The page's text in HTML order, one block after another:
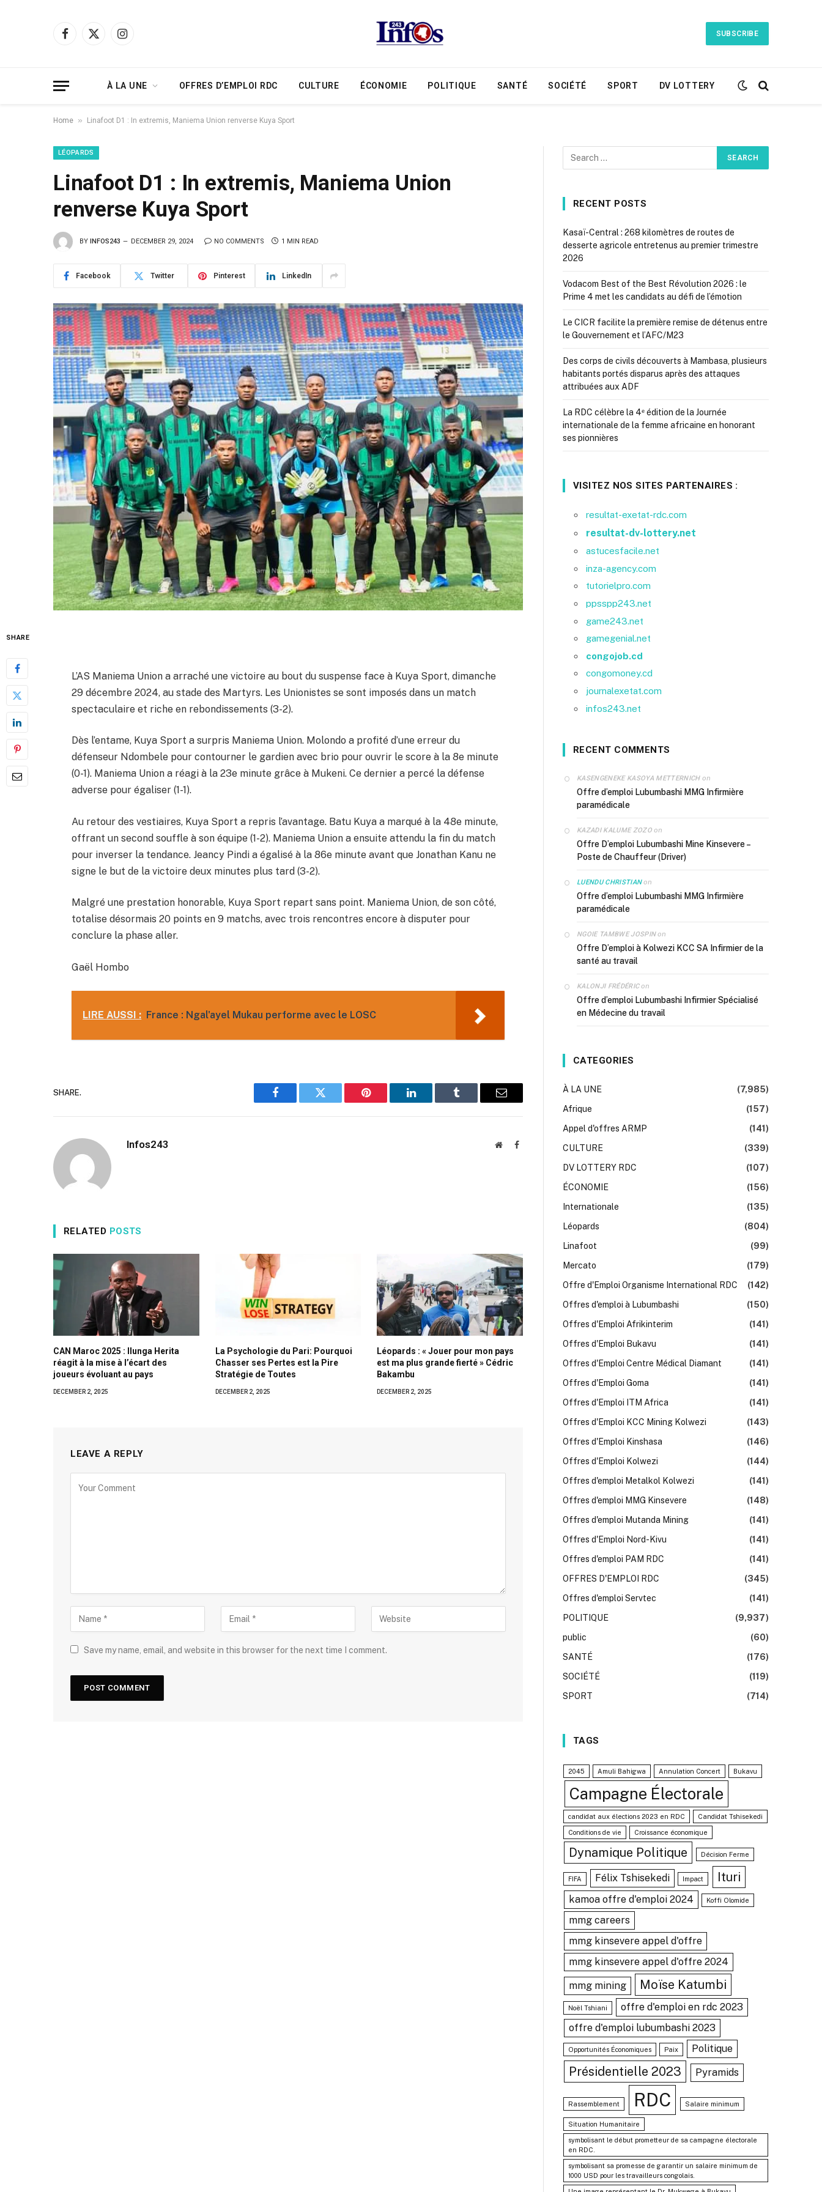
Facebook
X
Instagram
SUBSCRIBE
À LA UNE OFFRES D’EMPLOI RDC CULTURE ÉCONOMIE POLITIQUE SANTÉ SOCIÉTÉ SPORT DV LOTTERY
Home » Linafoot D1 : In extremis, Maniema Union renverse Kuya Sport
LÉOPARDS
Linafoot D1 : In extremis, Maniema Union
renverse Kuya Sport
BY INFOS243 DECEMBER 29, 2024 NO COMMENTS 1 MIN READ
Facebook Twitter Pinterest LinkedIn
SHARE
L’AS Maniema Union a arraché une victoire au bout du suspense face à Kuya Sport, dimanche
29 décembre 2024, au stade des Martyrs. Les Unionistes se sont imposés dans un match
spectaculaire et riche en rebondissements (3-2).
Dès l’entame, Kuya Sport a surpris Maniema Union. Molondo a profité d’une erreur du
défenseur Ndombele pour contourner le gardien avec brio pour ouvrir le score à la 8e minute
(0-1). Maniema Union a réagi à la 23e minute grâce à Mukeni. Ce dernier a percé la défense
adverse pour égaliser (1-1).
Au retour des vestiaires, Kuya Sport a repris l’avantage. Batu Kuya a marqué à la 48e minute,
offrant un second souffle à son équipe (1-2). Maniema Union a ensuite attendu la fin du match
pour inverser la tendance. Jeancy Pindi a égalisé à la 86e minute avant que Jonathan Kanu ne
signe le but de la victoire deux minutes plus tard (3-2).
Malgré une prestation honorable, Kuya Sport repart sans point. Maniema Union, de son côté,
totalise désormais 20 points en 9 matchs, avec trois rencontres encore à disputer pour
conclure la phase aller.
Gaël Hombo
LIRE AUSSI : France : Ngal'ayel Mukau performe avec le LOSC
SHARE.
Facebook Twitter Pinterest LinkedIn Tumblr Email
Infos243 WebsiteFacebook
RELATED POSTS
CAN Maroc 2025 : Ilunga Herita
réagit à la mise à l’écart des
joueurs évoluant au pays
DECEMBER 2, 2025
La Psychologie du Pari: Pourquoi
Chasser ses Pertes est la Pire
Stratégie de Toutes
DECEMBER 2, 2025
Léopards : « Jouer pour mon pays
est ma plus grande fierté » Cédric
Bakambu
DECEMBER 2, 2025
LEAVE A REPLY
Save my name, email, and website in this browser for the next time I comment.
RECENT POSTS
Kasaï-Central : 268 kilomètres de routes de
desserte agricole entretenus au premier trimestre
2026
Vodacom Best of the Best Révolution 2026 : le
Prime 4 met les candidats au défi de l’émotion
Le CICR facilite la première remise de détenus entre
le Gouvernement et l’AFC/M23
Des corps de civils découverts à Mambasa, plusieurs
habitants portés disparus après des attaques
attribuées aux ADF
La RDC célèbre la 4ᵉ édition de la Journée
internationale de la femme africaine en honorant
ses pionnières
VISITEZ NOS SITES PARTENAIRES :
resultat-exetat-rdc.com
resultat-dv-lottery.net
astucesfacile.net
inza-agency.com
tutorielpro.com
ppsspp243.net
game243.net
gamegenial.net
congojob.cd
congomoney.cd
journalexetat.com
infos243.net
RECENT COMMENTS
KASENGENEKE KASOYA METTERNICHon
Offre d’emploi Lubumbashi MMG Infirmière
paramédicale
KAZADI KALUME ZOZOon
Offre D’emploi Lubumbashi Mine Kinsevere –
Poste de Chauffeur (Driver)
LUENDU CHRISTIANon
Offre d’emploi Lubumbashi MMG Infirmière
paramédicale
NGOIE TAMBWE JOSPINon
Offre D’emploi à Kolwezi KCC SA Infirmier de la
santé au travail
KALONJI FRÉDÉRICon
Offre d’emploi Lubumbashi Infirmier Spécialisé
en Médecine du travail
CATEGORIES
À LA UNE
(7,985)
Afrique
(157)
Appel d'offres ARMP
(141)
CULTURE
(339)
DV LOTTERY RDC
(107)
ÉCONOMIE
(156)
Internationale
(135)
Léopards
(804)
Linafoot
(99)
Mercato
(179)
Offre d'Emploi Organisme International RDC
(142)
Offres d'emploi à Lubumbashi
(150)
Offres d'Emploi Afrikinterim
(141)
Offres d'Emploi Bukavu
(141)
Offres d'Emploi Centre Médical Diamant
(141)
Offres d'Emploi Goma
(141)
Offres d'Emploi ITM Africa
(141)
Offres d'Emploi KCC Mining Kolwezi
(143)
Offres d'Emploi Kinshasa
(146)
Offres d'Emploi Kolwezi
(144)
Offres d'emploi Metalkol Kolwezi
(141)
Offres d'emploi MMG Kinsevere
(148)
Offres d'emploi Mutanda Mining
(141)
Offres d'Emploi Nord-Kivu
(141)
Offres d'emploi PAM RDC
(141)
OFFRES D'EMPLOI RDC
(345)
Offres d'emploi Servtec
(141)
POLITIQUE
(9,937)
public
(60)
SANTÉ
(176)
SOCIÉTÉ
(119)
SPORT
(714)
TAGS
2045 Amuli Bahigwa Annulation Concert Bukavu
Campagne Électorale
candidat aux élections 2023 en RDC Candidat Tshisekedi
Conditions de vie Croissance économique
Dynamique Politique Décision Ferme
FIFA Félix Tshisekedi Impact Ituri
kamoa offre d'emploi 2024 Koffi Olomide
mmg careers
mmg kinsevere appel d'offre
mmg kinsevere appel d'offre 2024
mmg mining Moïse Katumbi
Noël Tshiani
offre d'emploi en rdc 2023
offre d'emploi lubumbashi 2023
Opportunités Économiques Paix Politique
Présidentielle 2023 Pyramids
Rassemblement RDC Salaire minimum
Situation Humanitaire
symbolisant le début prometteur de sa campagne électorale
en RDC.
symbolisant sa promesse de garantir un salaire minimum de
1000 USD pour les travailleurs congolais.